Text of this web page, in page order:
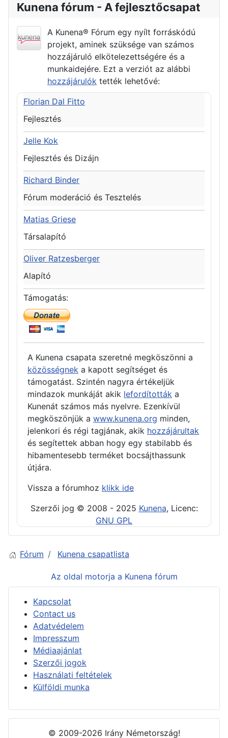
Kunena fórum - A fejlesztőcsapat
A Kunena® Fórum egy nyílt forráskódú
projekt, aminek szüksége van számos
hozzájáruló elkötelezettségére és a
munkaidejére. Ezt a verziót az alábbi
hozzájárulók tették lehetővé:
Florian Dal Fitto
Fejlesztés
Jelle Kok
Fejlesztés és Dizájn
Richard Binder
Fórum moderáció és Tesztelés
Matias Griese
Társalapító
Oliver Ratzesberger
Alapító
Támogatás:
A Kunena csapata szeretné megköszönni a
közösségnek a kapott segítséget és
támogatást. Szintén nagyra értékeljük
mindazok munkáját akik lefordították a
Kunenát számos más nyelvre. Ezenkívül
megköszönjük a www.kunena.org minden,
jelenkori és régi tagjának, akik hozzájárultak
és segítettek abban hogy egy stabilabb és
hibamentesebb terméket bocsájthassunk
útjára.
Vissza a fórumhoz klikk ide
Szerzői jog © 2008 - 2025 Kunena, Licenc:
GNU GPL
Fórum Kunena csapatlista
Az oldal motorja a Kunena fórum
Kapcsolat
Contact us
Adatvédelem
Impresszum
Médiaajánlat
Szerzői jogok
Használati feltételek
Külföldi munka
© 2009-2026 Irány Németország!